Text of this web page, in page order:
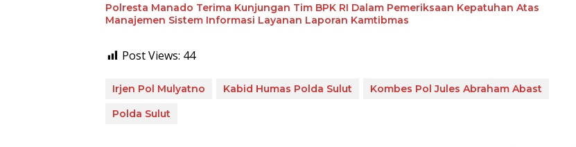
Polresta Manado Terima Kunjungan Tim BPK RI Dalam Pemeriksaan Kepatuhan Atas
Manajemen Sistem Informasi Layanan Laporan Kamtibmas
Post Views: 44
Irjen Pol Mulyatno Kabid Humas Polda Sulut
Kombes Pol Jules Abraham Abast
Polda Sulut